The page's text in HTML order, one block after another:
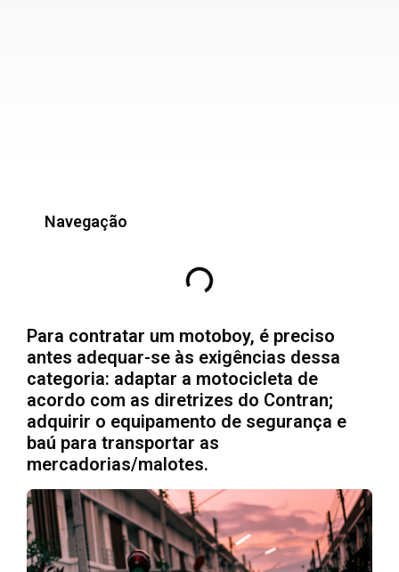
Navegação
Para contratar um motoboy, é preciso
antes adequar-se às exigências dessa
categoria: adaptar a motocicleta de
acordo com as diretrizes do Contran;
adquirir o equipamento de segurança e
baú para transportar as
mercadorias/malotes.